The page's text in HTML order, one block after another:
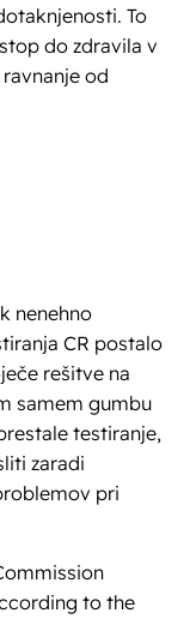
To
do zdravila v
od
nenehno
CR postalo
rešitve na
samem gumbu
testiranje,
zaradi
pri
to the